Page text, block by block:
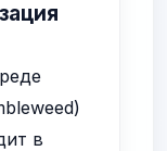
в